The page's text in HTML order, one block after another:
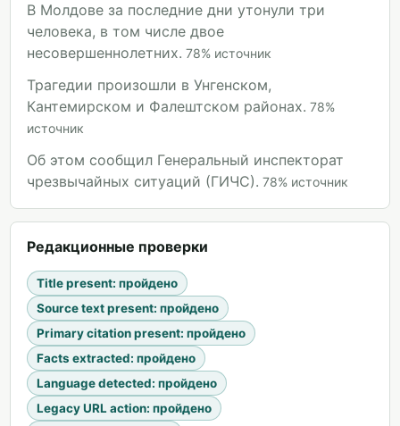
В Молдове за последние дни утонули три
человека, в том числе двое
несовершеннолетних. 78% источник
Трагедии произошли в Унгенском,
Кантемирском и Фалештском районах. 78%
источник
Об этом сообщил Генеральный инспекторат
чрезвычайных ситуаций (ГИЧС). 78% источник
Редакционные проверки
Title present: пройдено
Source text present: пройдено
Primary citation present: пройдено
Facts extracted: пройдено
Language detected: пройдено
Legacy URL action: пройдено